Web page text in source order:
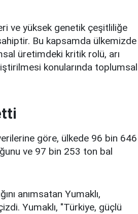
ve yüksek genetik çeşitliliğe
Bu kapsamda ülkemizde
üretimdeki kritik rolü, arı
konularında toplumsal
göre, ülkede 96 bin 646
ve 97 bin 253 ton bal
anımsatan Yumaklı,
Yumaklı, "Türkiye, güçlü